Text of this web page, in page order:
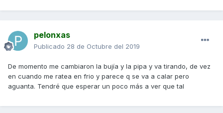
pelonxas
Publicado 28 de Octubre del 2019
De momento me cambiaron la bujía y la pipa y va tirando, de vez
en cuando me ratea en frio y parece q se va a calar pero
aguanta. Tendré que esperar un poco más a ver que tal